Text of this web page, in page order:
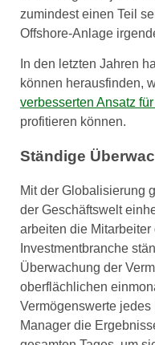
zumindest einen Teil
Offshore-Anlage
In den letzten Jahren
können herausfinden,
verbesserten Ansatz
profitieren können.
Ständige
Mit der Globalisierung
der Geschäftswelt
arbeiten die
Investmentbranche
Überwachung der
oberflächlichen
Vermögenswerte
Manager die